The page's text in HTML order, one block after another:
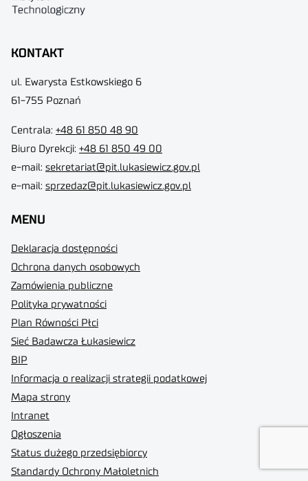
KONTAKT
ul. Ewarysta Estkowskiego 6
61-755 Poznań
Centrala: +48 61 850 48 90
Biuro Dyrekcji: +48 61 850 49 00
e-mail: sekretariat@pit.lukasiewicz.gov.pl
e-mail: sprzedaz@pit.lukasiewicz.gov.pl
MENU
Deklaracja dostępności
Ochrona danych osobowych
Zamówienia publiczne
Polityka prywatności
Plan Równości Płci
Sieć Badawcza Łukasiewicz
BIP
Informacja o realizacji strategii podatkowej
Mapa strony
Intranet
Ogłoszenia
Status dużego przedsiębiorcy
Standardy Ochrony Małoletnich